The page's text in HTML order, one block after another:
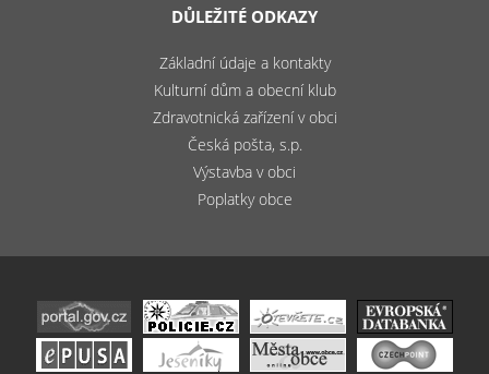
DŮLEŽITÉ ODKAZY
Základní údaje a kontakty
Kulturní dům a obecní klub
Zdravotnická zařízení v obci
Česká pošta, s.p.
Výstavba v obci
Poplatky obce